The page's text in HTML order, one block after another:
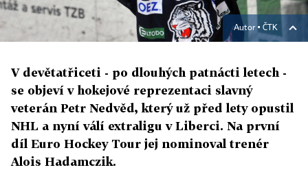
Autor ▪ ČTK
V devětatřiceti - po dlouhých patnácti letech -
se objeví v hokejové reprezentaci slavný
veterán Petr Nedvěd, který už před lety opustil
NHL a nyní válí extraligu v Liberci. Na první
díl Euro Hockey Tour jej nominoval trenér
Alois Hadamczik.